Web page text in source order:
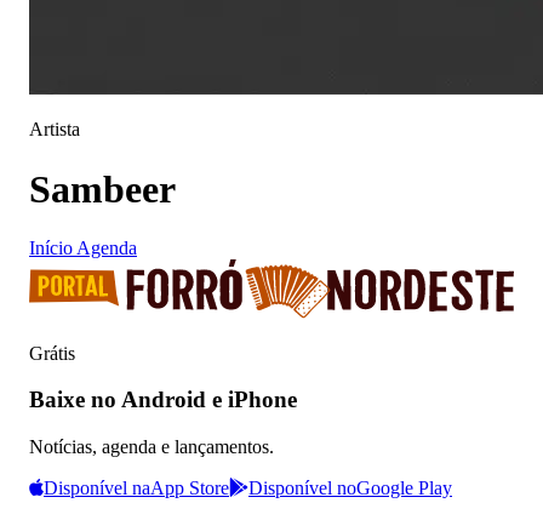
Artista
Sambeer
Início Agenda
Grátis
Baixe no Android e iPhone
Notícias, agenda e lançamentos.
Disponível naApp Store Disponível noGoogle Play